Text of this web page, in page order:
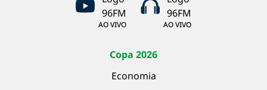
AO VIVO AO VIVO
Copa 2026
Economia